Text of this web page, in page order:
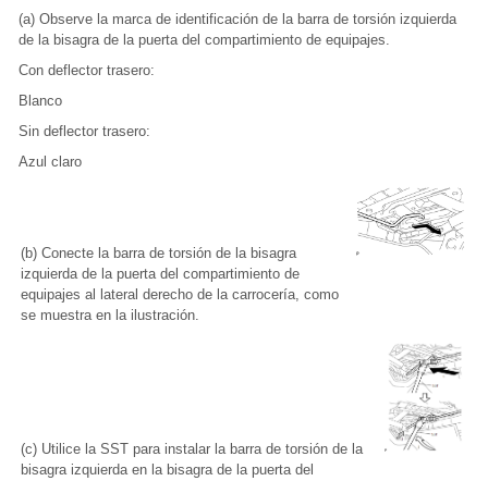
(a) Observe la marca de identificación de la barra de torsión izquierda
de la bisagra de la puerta del compartimiento de equipajes.
Con deflector trasero:
Blanco
Sin deflector trasero:
Azul claro
(b) Conecte la barra de torsión de la bisagra
izquierda de la puerta del compartimiento de
equipajes al lateral derecho de la carrocería, como
se muestra en la ilustración.
(c) Utilice la SST para instalar la barra de torsión de la
bisagra izquierda en la bisagra de la puerta del